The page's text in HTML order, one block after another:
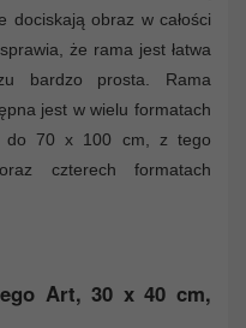
dociskają obraz w całości
że rama jest łatwa
bardzo prosta. Rama
jest w wielu formatach
do 70 x 100 cm, z tego
czterech formatach
Art, 30 x 40 cm,